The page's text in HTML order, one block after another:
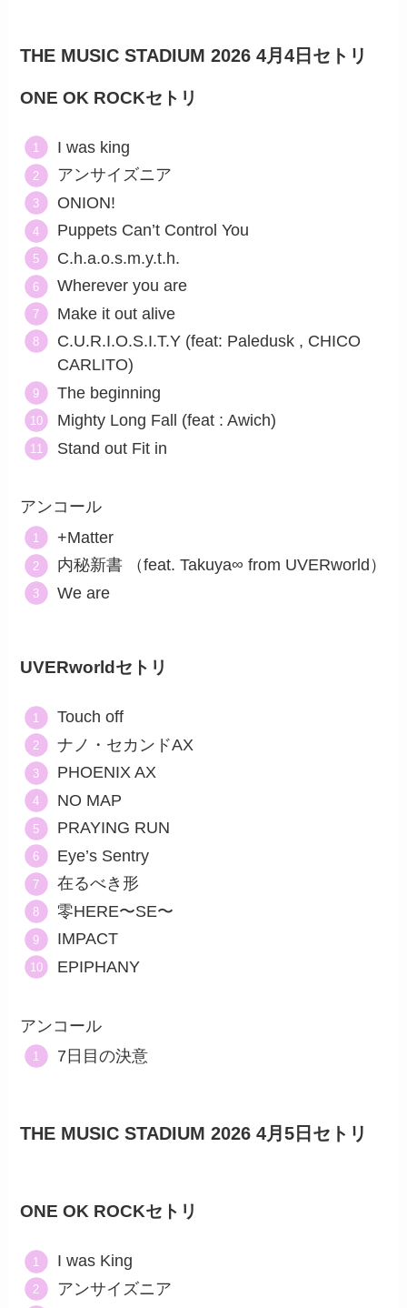
THE MUSIC STADIUM 2026​ 4月4日セトリ
ONE OK ROCKセトリ
I was king
アンサイズニア
ONION!
Puppets Can’t Control You
C.h.a.o.s.m.y.t.h.
Wherever you are
Make it out alive
C.U.R.I.O.S.I.T.Y (feat: Paledusk , CHICO
CARLITO)
The beginning
Mighty Long Fall (feat : Awich)
Stand out Fit in
アンコール
+Matter
内秘新書 （feat. Takuya∞ from UVERworld）
We are
UVERworldセトリ
Touch off
ナノ・セカンドAX
PHOENIX AX
NO MAP
PRAYING RUN
Eye’s Sentry
在るべき形
零HERE〜SE〜
IMPACT
EPIPHANY
アンコール
7日目の決意
THE MUSIC STADIUM 2026​ 4月5日セトリ
ONE OK ROCKセトリ
I was King
アンサイズニア